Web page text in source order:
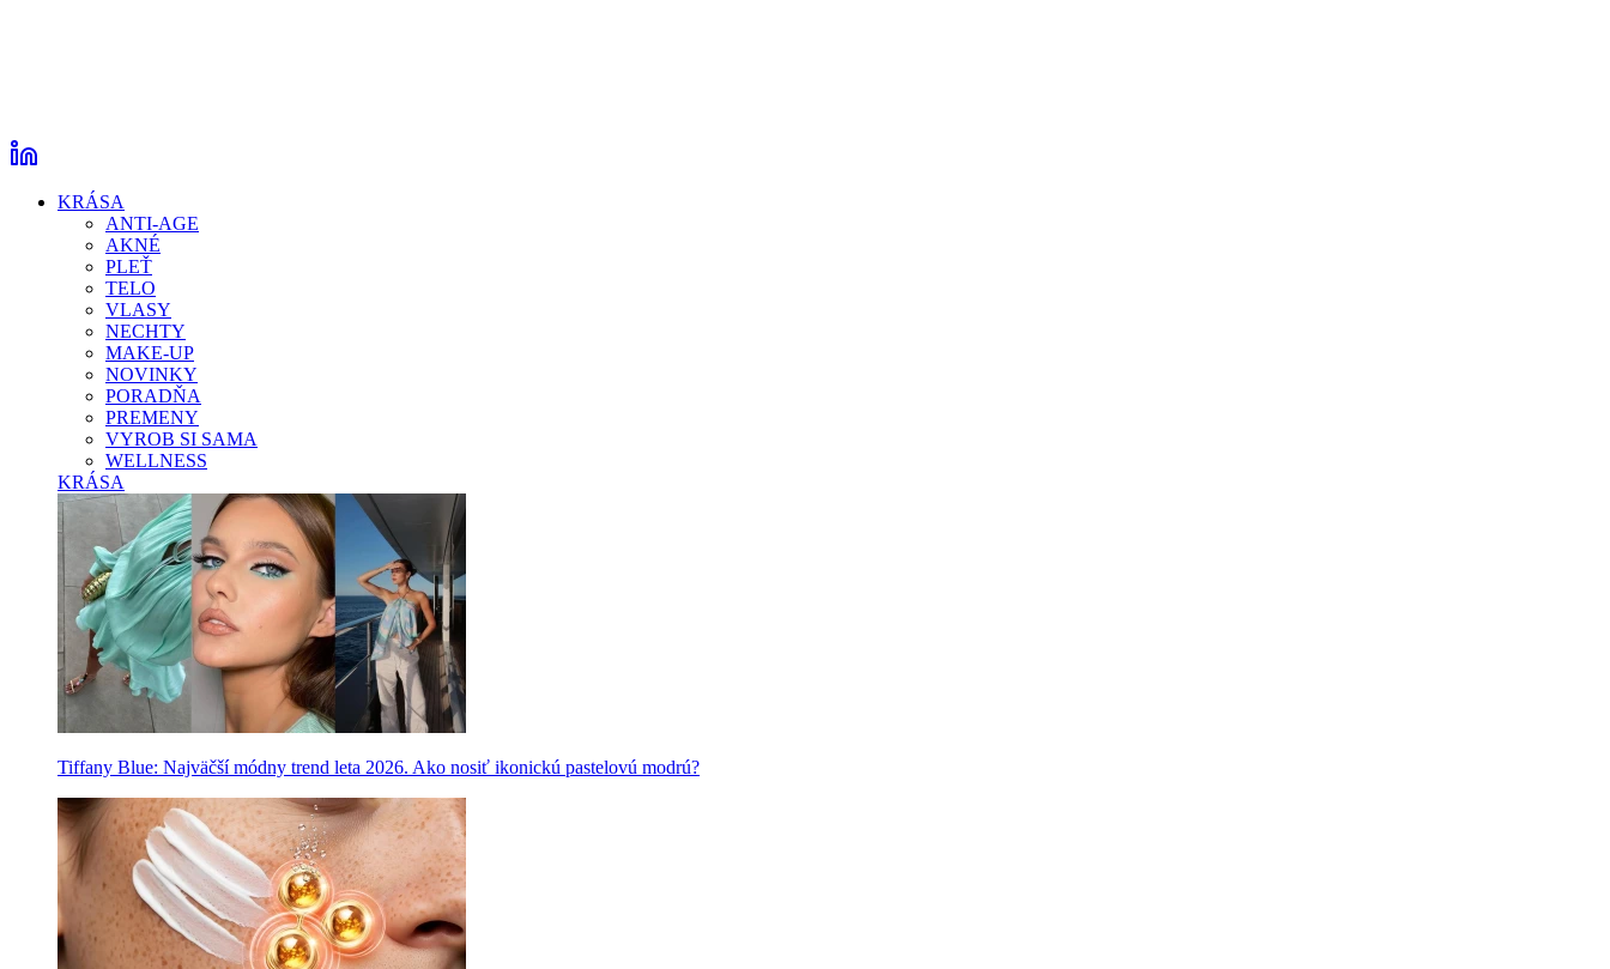
KRÁSA
ANTI-AGE
AKNÉ
PLEŤ
TELO
VLASY
NECHTY
MAKE-UP
NOVINKY
PORADŇA
PREMENY
VYROB SI SAMA
WELLNESS
KRÁSA
Tiffany Blue: Najväčší módny trend leta 2026. Ako nosiť ikonickú pastelovú modrú?